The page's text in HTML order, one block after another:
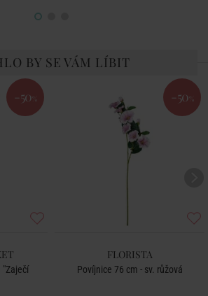
BY SE VÁM LÍBIT
-50 %
"Zaječí
-50 %
FLORISTA
Povíjnice 76 cm - sv. růžová